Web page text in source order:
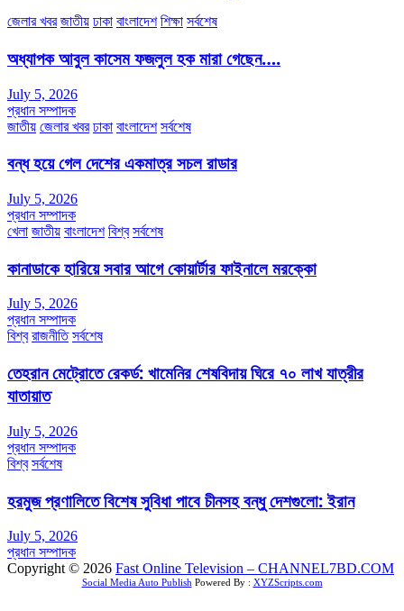
জেলার খবর জাতীয় ঢাকা বাংলাদেশ শিক্ষা সর্বশেষ
অধ্যাপক আবুল কাসেম ফজলুল হক মারা গেছেন….
July 5, 2026
প্রধান সম্পাদক
জাতীয় জেলার খবর ঢাকা বাংলাদেশ সর্বশেষ
বন্ধ হয়ে গেল দেশের একমাত্র সচল রাডার
July 5, 2026
প্রধান সম্পাদক
খেলা জাতীয় বাংলাদেশ বিশ্ব সর্বশেষ
কানাডাকে হারিয়ে সবার আগে কোয়ার্টার ফাইনালে মরক্কো
July 5, 2026
প্রধান সম্পাদক
বিশ্ব রাজনীতি সর্বশেষ
তেহরান মেট্রোতে রেকর্ড: খামেনির শেষবিদায় ঘিরে ৭০ লাখ যাত্রীর
যাতায়াত
July 5, 2026
প্রধান সম্পাদক
বিশ্ব সর্বশেষ
হরমুজ প্রণালিতে বিশেষ সুবিধা পাবে চীনসহ বন্ধু দেশগুলো: ইরান
July 5, 2026
প্রধান সম্পাদক
Copyright © 2026 Fast Online Television – CHANNEL7BD.COM
Social Media Auto Publish Powered By : XYZScripts.com